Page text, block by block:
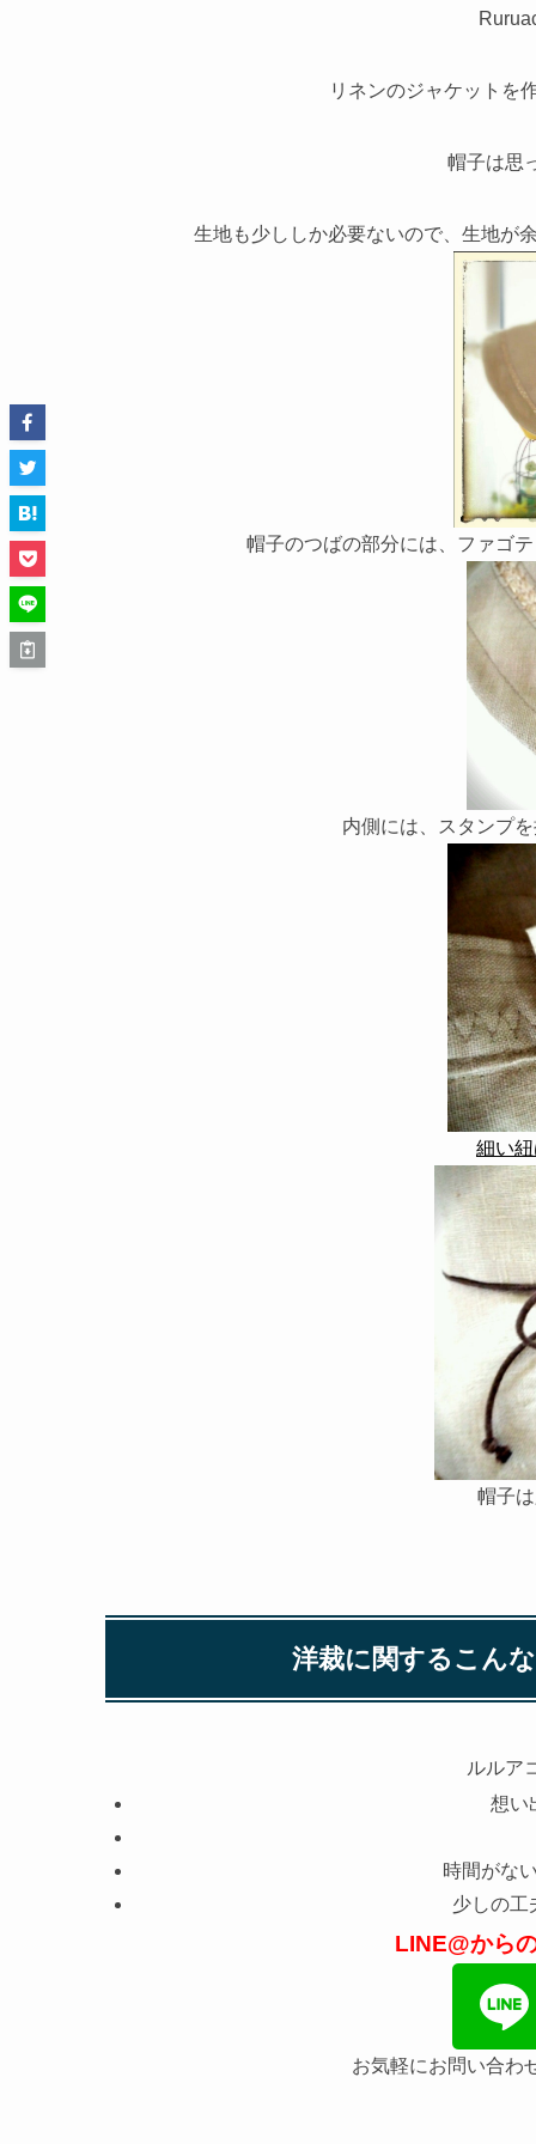
リネンのジャケットを
帽子は思
生地も少ししか必要ないので、生地が
帽子のつばの部分には、ファゴ
内側には、スタンプ
細い
帽子
洋裁に関するこん
ルルア
想い
時間がな
少しの工
LINE@から
お気軽にお問い合わ